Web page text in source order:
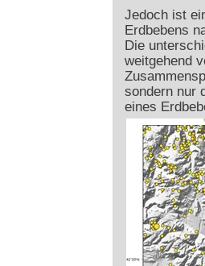
Jedoch ist
Erdbebens
Die
weitgehend
sondern nur
eines